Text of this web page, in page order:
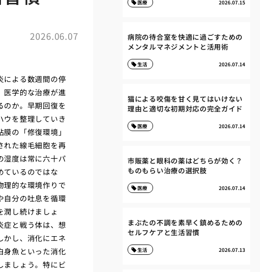
2026.06.07
による数週間の停
医学的な治療が進
のか。早期回復を
ウを整理していき
の「修復環境」
れた線毛細胞を再
湿度は常に六十パ
ているのではな
理的な環境作りで
自分の吐息を循環
し続けましょ
症と戦う体は、想
かし、消化にエネ
身魚といった消化
ましょう。特にビ
2026.07.15
医療
病院の待合室を快適に過ごすための
メンタルマネジメントと活用術
2026.07.14
生活
猫による咬傷を甘く見てはいけない
理由と適切な初期対応の完全ガイド
2026.07.14
医療
市販薬と眼科の薬はどちらが効く？
ものもらい治療の選択肢
2026.07.14
医療
まぶたの不調を素早く鎮めるための
セルフケアと生活習慣
2026.07.13
生活